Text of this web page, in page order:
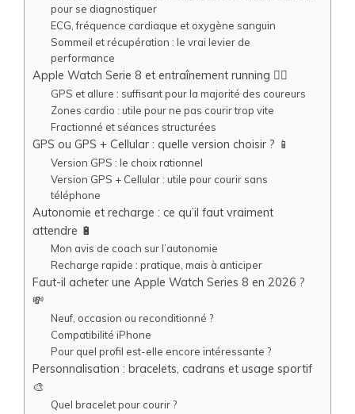
pour se diagnostiquer
ECG, fréquence cardiaque et oxygène sanguin
Sommeil et récupération : le vrai levier de
performance
Apple Watch Serie 8 et entraînement running 🏃‍♂️
GPS et allure : suffisant pour la majorité des coureurs
Zones cardio : utile pour ne pas courir trop vite
Fractionné et séances structurées
GPS ou GPS + Cellular : quelle version choisir ? 📱
Version GPS : le choix rationnel
Version GPS + Cellular : utile pour courir sans
téléphone
Autonomie et recharge : ce qu’il faut vraiment
attendre 🔋
Mon avis de coach sur l’autonomie
Recharge rapide : pratique, mais à anticiper
Faut-il acheter une Apple Watch Series 8 en 2026 ?
💸
Neuf, occasion ou reconditionné ?
Compatibilité iPhone
Pour quel profil est-elle encore intéressante ?
Personnalisation : bracelets, cadrans et usage sportif
🎨
Quel bracelet pour courir ?